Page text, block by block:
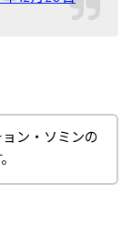
ン・ソミンの